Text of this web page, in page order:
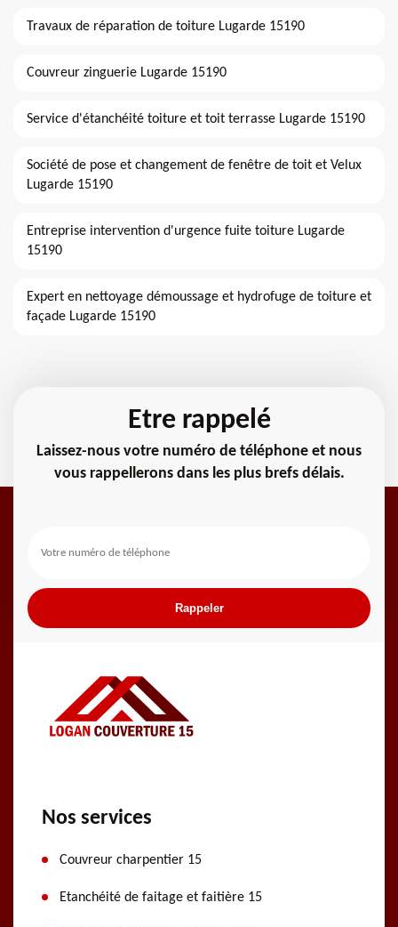
Travaux de réparation de toiture Lugarde 15190
Couvreur zinguerie Lugarde 15190
Service d'étanchéité toiture et toit terrasse Lugarde 15190
Société de pose et changement de fenêtre de toit et Velux
Lugarde 15190
Entreprise intervention d'urgence fuite toiture Lugarde
15190
Expert en nettoyage démoussage et hydrofuge de toiture et
façade Lugarde 15190
Etre rappelé
Laissez-nous votre numéro de téléphone et nous
vous rappellerons dans les plus brefs délais.
Nos services
Couvreur charpentier 15
Etanchéité de faitage et faitière 15